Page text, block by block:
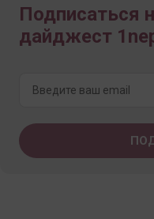
Подписаться
дайджест